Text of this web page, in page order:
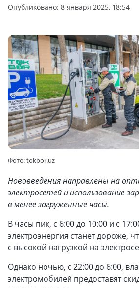
Опубликовано: 8 января 2025, 18:54
Фото: tokbor.uz
Нововведения направлены на
электросетей и использование
в менее загруженные часы.
В часы пик, с 6:00 до 10:00 и с
электроэнергия станет дороже,
с высокой нагрузкой на
Однако ночью, с 22:00 до 6:00,
электромобилей предоставят